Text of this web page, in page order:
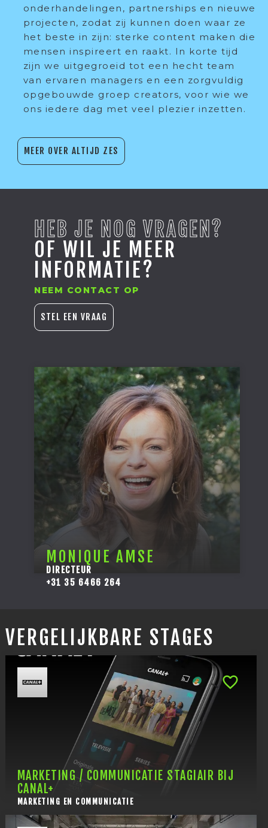
onderhandelingen, partnerships en nieuwe
projecten, zodat zij kunnen doen waar ze
het beste in zijn: sterke content maken die
mensen inspireert en raakt. In korte tijd
zijn we uitgegroeid tot een hecht team
van ervaren managers en een zorgvuldig
opgebouwde groep creators, voor wie we
ons iedere dag met veel plezier inzetten.
MEER OVER ALTIJD ZES
HEB JE NOG VRAGEN?
OF WIL JE MEER
INFORMATIE?
NEEM CONTACT OP
STEL EEN VRAAG
MONIQUE AMSE
DIRECTEUR
+31 35 6466 264
VERGELIJKBARE STAGES
MARKETING / COMMUNICATIE STAGIAIR BIJ
CANAL+
MARKETING EN COMMUNICATIE